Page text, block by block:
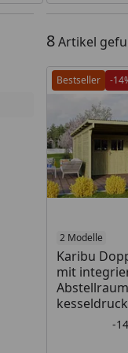
8Artikel
Bestseller -
2 Modelle
Karibu
mit
-